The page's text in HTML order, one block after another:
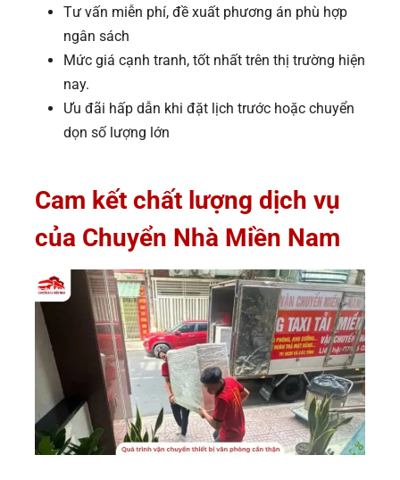
Tư vấn miễn phí, đề xuất phương án phù hợp
ngân sách
Mức giá cạnh tranh, tốt nhất trên thị trường hiện
nay.
Ưu đãi hấp dẫn khi đặt lịch trước hoặc chuyển
dọn số lượng lớn
Cam kết chất lượng dịch vụ
của Chuyển Nhà Miền Nam